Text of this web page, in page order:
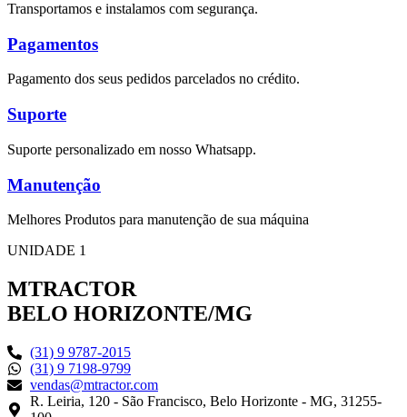
Transportamos e instalamos com segurança.
Pagamentos
Pagamento dos seus pedidos parcelados no crédito.
Suporte
Suporte personalizado em nosso Whatsapp.
Manutenção
Melhores Produtos para manutenção de sua máquina
UNIDADE 1
MTRACTOR
BELO HORIZONTE/MG
(31) 9 9787-2015
(31) 9 7198-9799
vendas@mtractor.com
R. Leiria, 120 - São Francisco, Belo Horizonte - MG, 31255-